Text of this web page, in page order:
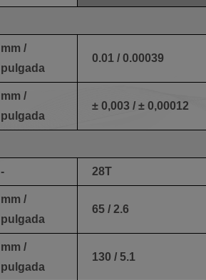
mm /
pulgada
0.01 / 0.00039
mm /
pulgada
± 0,003 / ± 0,00012
- 28T
mm /
pulgada
65 / 2.6
mm /
pulgada
130 / 5.1